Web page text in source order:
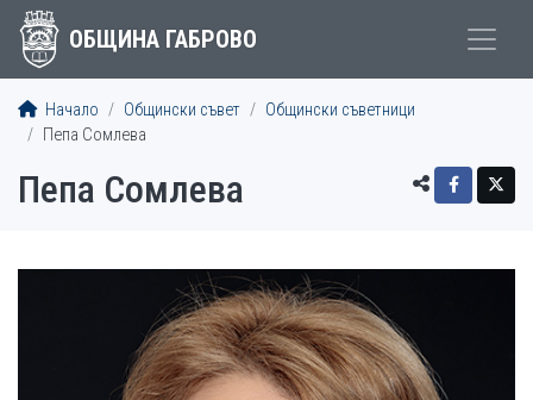
ОБЩИНА ГАБРОВО
Начало Общински съвет
Общински съветници
Пепа Сомлева
Пепа Сомлева